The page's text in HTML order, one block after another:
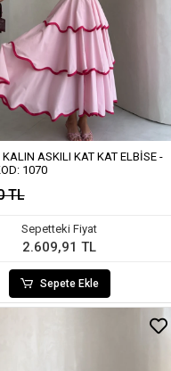
ASKILI KAT KAT ELBISE -
1070
TL
Sepetteki Fiyat
2.609,91 TL
Sepete Ekle